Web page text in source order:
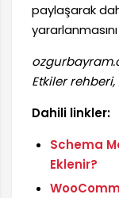
paylaşarak
Etkiler
Dahili linkler:
Schema
Eklenir?